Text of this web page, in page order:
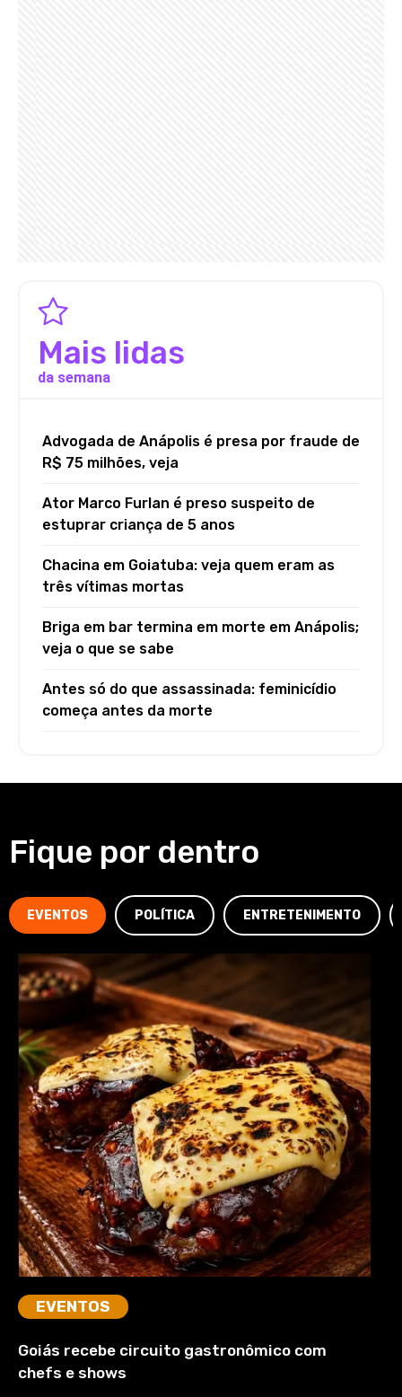
Mais lidas
da semana
Advogada de Anápolis é presa por fraude de
R$ 75 milhões, veja
Ator Marco Furlan é preso suspeito de
estuprar criança de 5 anos
Chacina em Goiatuba: veja quem eram as
três vítimas mortas
Briga em bar termina em morte em Anápolis;
veja o que se sabe
Antes só do que assassinada: feminicídio
começa antes da morte
Fique por dentro
EVENTOS POLÍTICA ENTRETENIMENTO
EVENTOS
Goiás recebe circuito gastronômico com
chefs e shows